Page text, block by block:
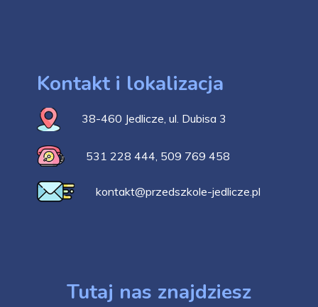
Kontakt i lokalizacja
38-460 Jedlicze, ul. Dubisa 3
531 228 444 509 769 458
kontakt@przedszkole-jedlicze.pl
Tutaj nas znajdziesz